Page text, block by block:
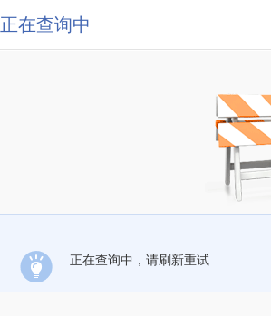
正在查询中
正在查询中，请刷新重试